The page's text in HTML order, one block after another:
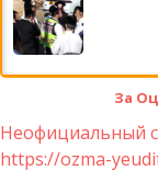
Неофициальный
https://ozma-